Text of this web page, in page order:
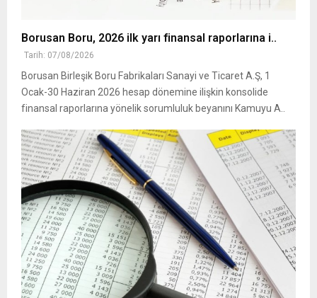
Borusan Boru, 2026 ilk yarı finansal raporlarına i..
Tarih: 07/08/2026
Borusan Birleşik Boru Fabrikaları Sanayi ve Ticaret A.Ş, 1
Ocak-30 Haziran 2026 hesap dönemine ilişkin konsolide
finansal raporlarına yönelik sorumluluk beyanını Kamuyu A..